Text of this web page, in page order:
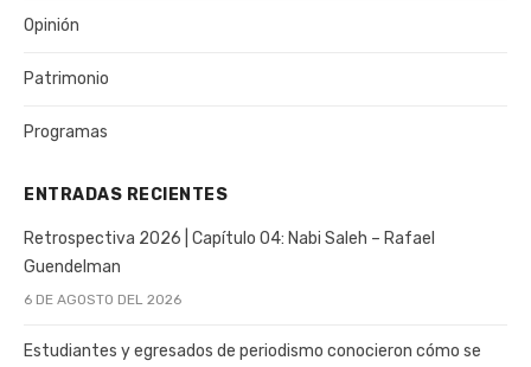
Opinión
Patrimonio
Programas
ENTRADAS RECIENTES
Retrospectiva 2026 | Capítulo 04: Nabi Saleh – Rafael
Guendelman
6 DE AGOSTO DEL 2026
Estudiantes y egresados de periodismo conocieron cómo se